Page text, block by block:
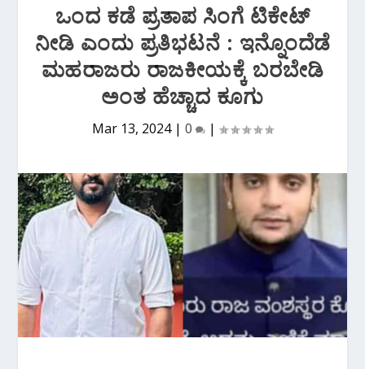
ಒಂದ ಕಡೆ ಪ್ರತಾಪ ಸಿಂಗೆ ಟಿಕೇಟ್
ನೀಡಿ ಎಂದು ಪ್ರತಿಭಟನೆ : ಇನ್ನೊಂದೆಡೆ
ಮಹರಾಜರು ರಾಜಕೀಯಕ್ಕೆ ಬರಬೇಡಿ
ಅಂತ ಹೆಚ್ಚಾದ ಕೂಗು
Mar 13, 2024| 0 |